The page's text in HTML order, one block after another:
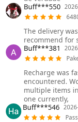
Buff***550
The delivery
recommend for
Buff***381
Recharge was
encountered.
multiple items
one currently,
Buff***546